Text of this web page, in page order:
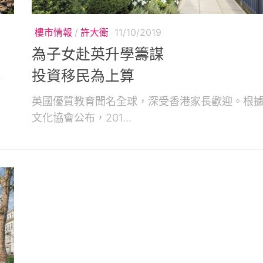
樓市情報 / 許大衛 11/10/2019
為子女赴英升學籌謀
投資移民為上算
英國優質教育聞名全球，深受香港家長歡迎。根
文化協會公布，201...